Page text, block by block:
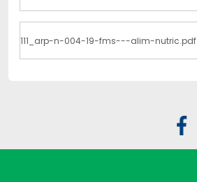
111_arp-n-004-19-fms---alim-nutric.pdf